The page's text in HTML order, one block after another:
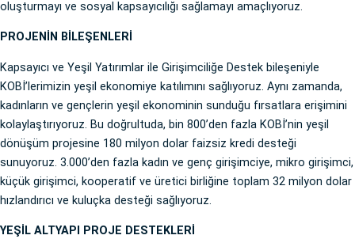
oluşturmayı ve sosyal kapsayıcılığı sağlamayı amaçlıyoruz.
PROJENİN BİLEŞENLERİ
Kapsayıcı ve Yeşil Yatırımlar ile Girişimciliğe Destek bileşeniyle
KOBİ’lerimizin yeşil ekonomiye katılımını sağlıyoruz. Aynı zamanda,
kadınların ve gençlerin yeşil ekonominin sunduğu fırsatlara erişimini
kolaylaştırıyoruz. Bu doğrultuda, bin 800’den fazla KOBİ’nin yeşil
dönüşüm projesine 180 milyon dolar faizsiz kredi desteği
sunuyoruz. 3.000’den fazla kadın ve genç girişimciye, mikro girişimci,
küçük girişimci, kooperatif ve üretici birliğine toplam 32 milyon dolar
hızlandırıcı ve kuluçka desteği sağlıyoruz.
YEŞİL ALTYAPI PROJE DESTEKLERİ